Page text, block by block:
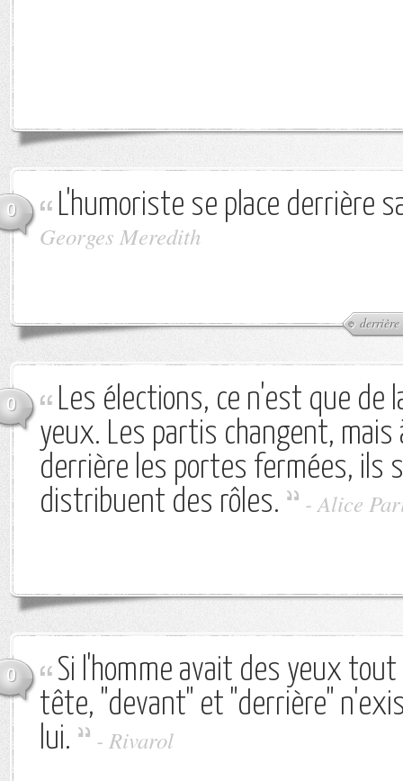
0 L'humoriste se place derrière
Georges Meredith
derrière
0
Les élections, ce n'est que de
yeux. Les partis changent, mais
derrière les portes fermées, ils
distribuent des rôles.
-Alice
0
Si l'homme avait des yeux
tête, "devant" et "derrière"
lui.
- Rivarol